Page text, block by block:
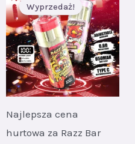
Wyprzedaż!
Najlepsza cena
hurtowa za Razz Bar